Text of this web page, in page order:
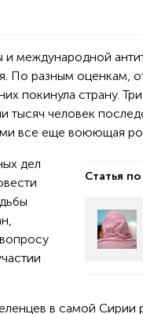
и международной
По разным оценкам,
покинула страну.
человек
все еще воюющая
Статья
дел
в самой